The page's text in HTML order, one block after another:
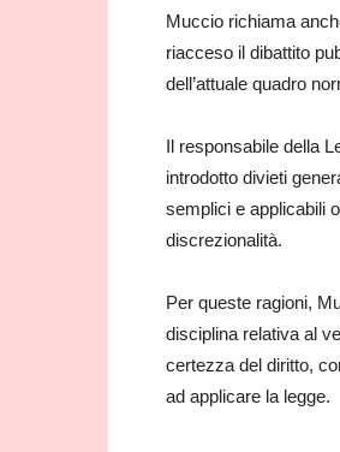
Muccio richiama
riacceso il dibattito
dell’attuale quadro
Il responsabile della
introdotto divieti
semplici e applicabili
discrezionalità.
Per queste ragioni,
disciplina relativa al
certezza del diritto,
ad applicare la legge.